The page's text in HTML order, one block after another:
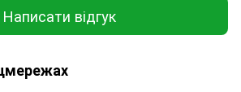
Написати відгук